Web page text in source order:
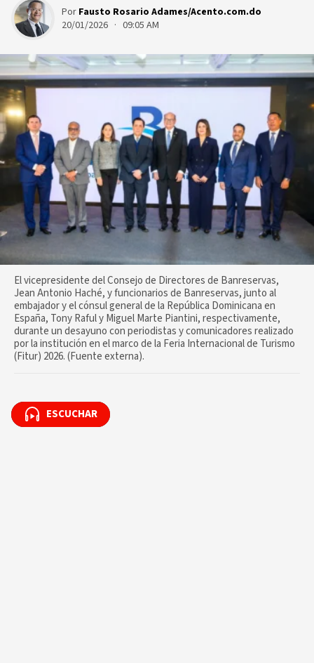
Por Fausto Rosario Adames/Acento.com.do
20/01/2026 · 09:05 AM
El vicepresidente del Consejo de Directores de Banreservas,
Jean Antonio Haché, y funcionarios de Banreservas, junto al
embajador y el cónsul general de la República Dominicana en
España, Tony Raful y Miguel Marte Piantini, respectivamente,
durante un desayuno con periodistas y comunicadores realizado
por la institución en el marco de la Feria Internacional de Turismo
(Fitur) 2026. (Fuente externa).
ESCUCHAR
ESCUCHAR